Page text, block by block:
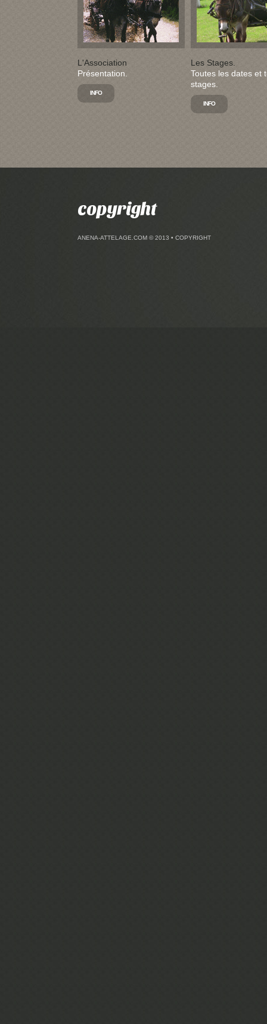
L'Association
Présentation.
INFO
Les Stages.
Toutes les dates et
stages.
INFO
copyright
ANENA-ATTELAGE.COM © 2013 • COPYRIGHT